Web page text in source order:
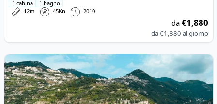
1 cabina
1 bagno
12m
45Kn 2010
da€1,880
da€1,880 al giorno
View details for Tornado - 40 (2022)